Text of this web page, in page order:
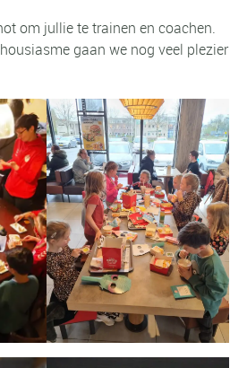
om jullie te trainen en coachen.
gaan we nog veel plezier